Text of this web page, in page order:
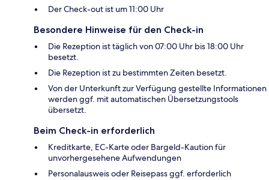
Der Check-out ist um 11:00 Uhr
Besondere Hinweise für den Check-in
Die Rezeption ist täglich von 07:00 Uhr bis 18:00 Uhr
besetzt.
Die Rezeption ist zu bestimmten Zeiten besetzt.
Von der Unterkunft zur Verfügung gestellte Informationen
werden ggf. mit automatischen Übersetzungstools
übersetzt.
Beim Check-in erforderlich
Kreditkarte, EC-Karte oder Bargeld-Kaution für
unvorhergesehene Aufwendungen
Personalausweis oder Reisepass ggf. erforderlich